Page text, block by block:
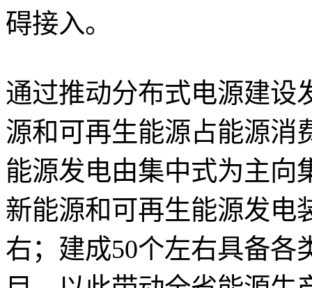
碍接入。
通过推动分布式电源建设
源和可再生能源占能源消
能源发电由集中式为主向
新能源和可再生能源发电
右；建成50个左右具备各